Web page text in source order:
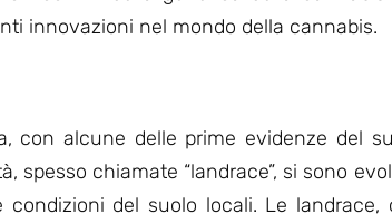
innovazioni nel mondo della cannabis.
con alcune delle prime evidenze del
spesso chiamate “landrace”, si sono
del suolo locali. Le landrace,